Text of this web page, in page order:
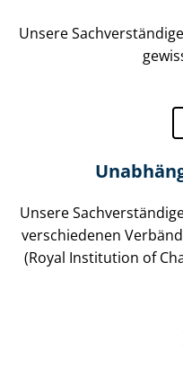
Unsere
Unsere
verschiedenen
(Royal Institution of